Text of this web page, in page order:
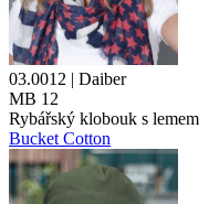
03.0012 | Daiber
MB 12
Rybářský klobouk s lemem
Bucket Cotton